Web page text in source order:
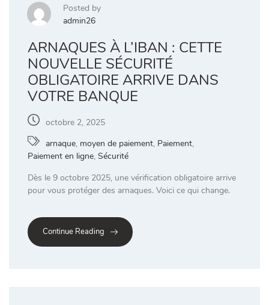
Posted by
admin26
ARNAQUES À L’IBAN : CETTE
NOUVELLE SÉCURITÉ
OBLIGATOIRE ARRIVE DANS
VOTRE BANQUE
octobre 2, 2025
arnaque, moyen de paiement, Paiement,
Paiement en ligne, Sécurité
Dès le 9 octobre 2025, une vérification obligatoire arrive
pour vous protéger des arnaques. Voici ce qui change.
Continue Reading